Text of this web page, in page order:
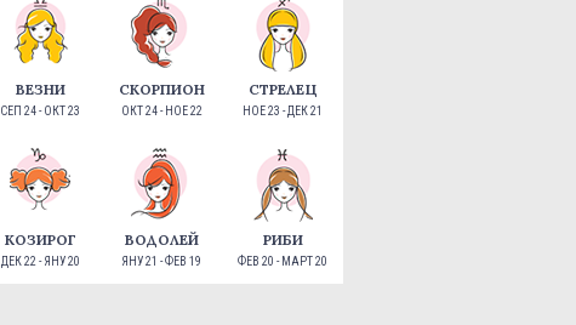
ВЕЗНИ
СЕП 24 - ОКТ 23
СКОРПИОН
ОКТ 24 - НОЕ 22
СТРЕЛЕЦ
НОЕ 23 - ДЕК 21
КОЗИРОГ
ДЕК 22 - ЯНУ 20
ВОДОЛЕЙ
ЯНУ 21 - ФЕВ 19
РИБИ
ФЕВ 20 - МАРТ 20